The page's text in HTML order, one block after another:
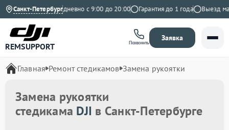
Санкт-Петербург
на Яндекс Ежедневно с 9:00 до 20:00 Гарантия до 1 года Выезд
REMSUPPORT Позвонить
Заявка
Главная Ремонт стедикамов Замена рукоятки
Замена рукоятки
стедикама DJI в Санкт-Петербурге